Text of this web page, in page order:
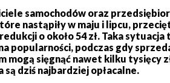
samochodów oraz
nastąpiły w maju i lipcu,
o około 54 zł. Taka
popularności, podczas gdy
mogą sięgnąć nawet kilku tysięcy
dziś najbardziej opłacalne.